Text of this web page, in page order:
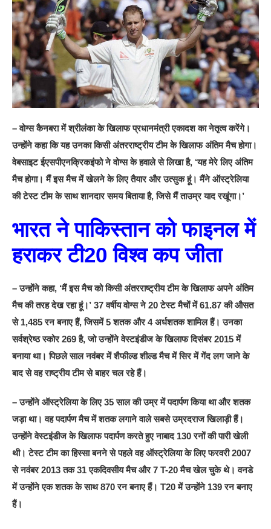
– वोग्स कैनबरा में श्रीलंका के खिलाफ प्रधानमंत्री एकादश का नेतृत्व करेंगे।
उन्होंने कहा कि यह उनका किसी अंतरराष्ट्रीय टीम के खिलाफ अंतिम मैच होगा।
वेबसाइट ईएसपीएनक्रिकइंफो ने वोग्स के हवाले से लिखा है, ‘यह मेरे लिए अंतिम
मैच होगा। मैं इस मैच में खेलने के लिए तैयार और उत्सुक हूं। मैंने ऑस्ट्रेलिया
की टेस्ट टीम के साथ शानदार समय बिताया है, जिसे मैं ताउम्र याद रखूंगा।’
भारत ने पाकिस्तान को फाइनल में
हराकर टी20 विश्व कप जीता
– उन्होंने कहा, ‘मैं इस मैच को किसी अंतरराष्ट्रीय टीम के खिलाफ अपने अंतिम
मैच की तरह देख रहा हूं।’ 37 वर्षीय वोग्स ने 20 टेस्ट मैचों में 61.87 की औसत
से 1,485 रन बनाए हैं, जिसमें 5 शतक और 4 अर्धशतक शामिल हैं। उनका
सर्वश्रेष्ठ स्कोर 269 है, जो उन्होंने वेस्टइंडीज के खिलाफ दिसंबर 2015 में
बनाया था। पिछले साल नवंबर में शैफील्ड शील्ड मैच में सिर में गेंद लग जाने के
बाद से वह राष्ट्रीय टीम से बाहर चल रहे हैं।
– उन्होंने ऑस्ट्रेलिया के लिए 35 साल की उम्र में पदार्पण किया था और शतक
जड़ा था। वह पदार्पण मैच में शतक लगाने वाले सबसे उम्रदराज खिलाड़ी हैं।
उन्होंने वेस्टइंडीज के खिलाफ पदार्पण करते हुए नाबाद 130 रनों की पारी खेली
थी। टेस्ट टीम का हिस्सा बनने से पहले वह ऑस्ट्रेलिया के लिए फरवरी 2007
से नवंबर 2013 तक 31 एकदिवसीय मैच और 7 T-20 मैच खेल चुके थे। वनडे
में उन्होंने एक शतक के साथ 870 रन बनाए हैं। T20 में उन्होंने 139 रन बनाए
हैं।